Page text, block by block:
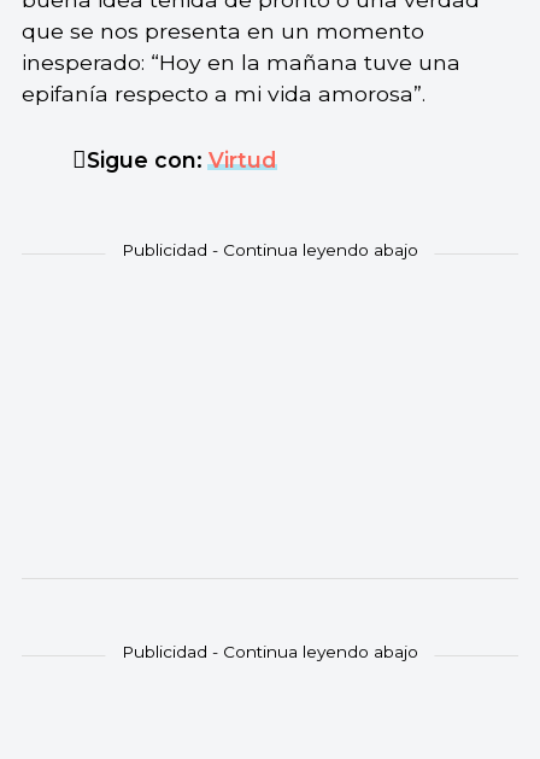
que se nos presenta en un momento
inesperado: “Hoy en la mañana tuve una
epifanía respecto a mi vida amorosa”.
Sigue con: Virtud